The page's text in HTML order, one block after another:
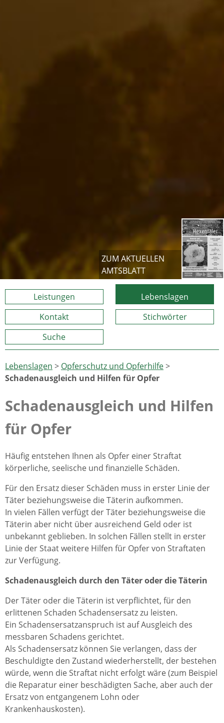
ZUM AKTUELLEN
AMTSBLATT
Leistungen
Lebenslagen
Kontakt
Stichwörter
Suche
Lebenslagen > Opferschutz und Opferhilfe>
Schadenausgleich und Hilfen für Opfer
Schadenausgleich und Hilfen
für Opfer
Häufig entstehen Ihnen als Opfer einer Straftat
körperliche, seelische und finanzielle Schäden.
Für den Ersatz dieser Schäden muss in erster Linie der
Täter beziehungsweise die Täterin aufkommen.
In vielen Fällen verfügt der Täter beziehungsweise die
Täterin aber nicht über ausreichend Geld oder ist
unbekannt geblieben. In solchen Fällen stellt in erster
Linie der Staat weitere Hilfen für Opfer von Straftaten
zur Verfügung.
Schadenausgleich durch den Täter oder die Täterin
Der Täter oder die Täterin ist verpflichtet, für den
erlittenen Schaden Schadensersatz zu leisten.
Ein Schadensersatzanspruch ist auf Ausgleich des
messbaren Schadens gerichtet.
Als Schadensersatz können Sie verlangen, dass der
Beschuldigte den Zustand wiederherstellt, der bestehen
würde, wenn die Straftat nicht erfolgt wäre (zum Beispiel
die Reparatur einer beschädigten Sache, aber auch der
Ersatz von entgangenem Lohn oder
Krankenhauskosten).